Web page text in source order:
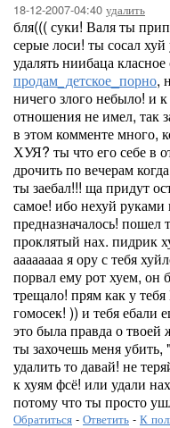
18-12-2007-04:40 удалить
бля((( суки! Валя ты
серые лоси! ты сосал
удалять ниибаца
продам_детское_порно,
ничего злого небыло! и
отношения не имел, так
в этом комменте
ХУЯ? ты что его себе в
дрочить по вечерам
ты заебал!!! ща придут
самое! ибо нехуй руками
предназначалось! пошел
проклятый нах. пидрик
аааааааа я ору с тебя
порвал ему рот хуем, он
трещало! прям как у
гомосек! )) и тебя ебали
это была правда о
ты захочешь меня
удалить то давай! не
к хуям фсё! или удали
потому что ты просто
Обратиться - Ответить - К